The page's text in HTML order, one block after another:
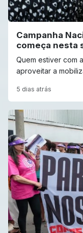
Campanha
começa nesta
Quem estiver com
aproveitar a
5 dias atrás